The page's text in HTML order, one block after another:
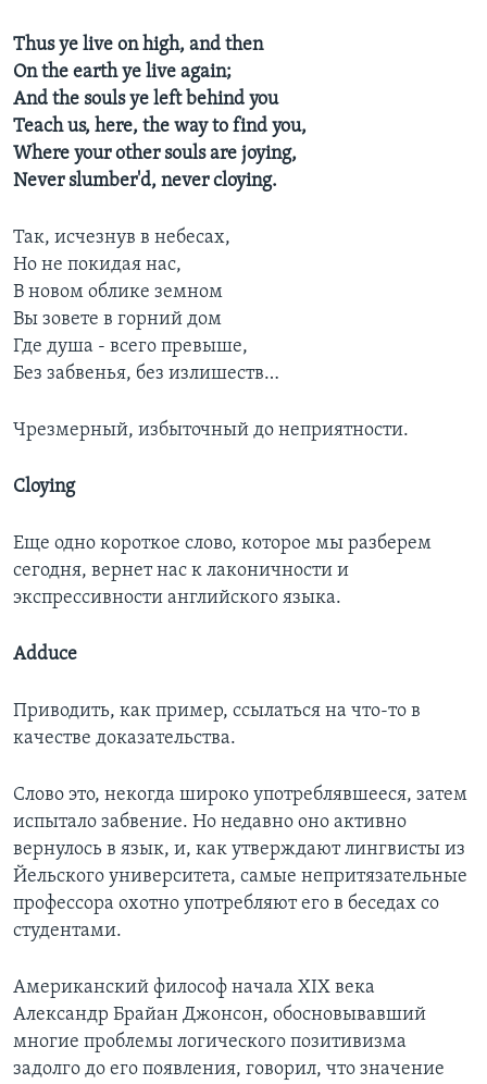
Thus ye live on high, and then
On the earth ye live again;
And the souls ye left behind you
Teach us, here, the way to find you,
Where your other souls are joying,
Never slumber'd, never cloying.
Так, исчезнув в небесах,
Но не покидая нас,
В новом облике земном
Вы зовете в горний дом
Где душа - всего превыше,
Без забвенья, без излишеств…
Чрезмерный, избыточный до неприятности.
Cloying
Еще одно короткое слово, которое мы разберем
сегодня, вернет нас к лаконичности и
экспрессивности английского языка.
Adduce
Приводить, как пример, ссылаться на что-то в
качестве доказательства.
Слово это, некогда широко употреблявшееся, затем
испытало забвение. Но недавно оно активно
вернулось в язык, и, как утверждают лингвисты из
Йельского университета, самые непритязательные
профессора охотно употребляют его в беседах со
студентами.
Американский философ начала XIX века
Александр Брайан Джонсон, обосновывавший
многие проблемы логического позитивизма
задолго до его появления, говорил, что значение